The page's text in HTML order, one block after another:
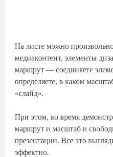
На листе можно произвольно
медиаконтент, элементы
маршрут — соединяете
определяете, в каком
«слайд».
При этом, во время
маршрут и масштаб и
презентации. Все это
эффектно.